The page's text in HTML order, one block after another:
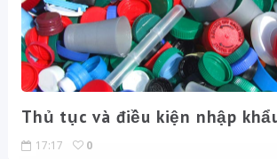
Thủ tục và điều kiện nhập
17:17 0